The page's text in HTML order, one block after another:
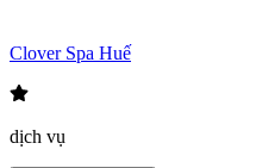
Clover Spa Huế
dịch vụ